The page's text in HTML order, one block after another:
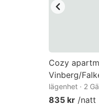
Cozy
Vinberg/
lägenhet · 2
835 kr /natt